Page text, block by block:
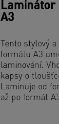
Laminátor
A3
Tento stylový
formátu A3
laminování.
kapsy o
Laminuje od
až po formát